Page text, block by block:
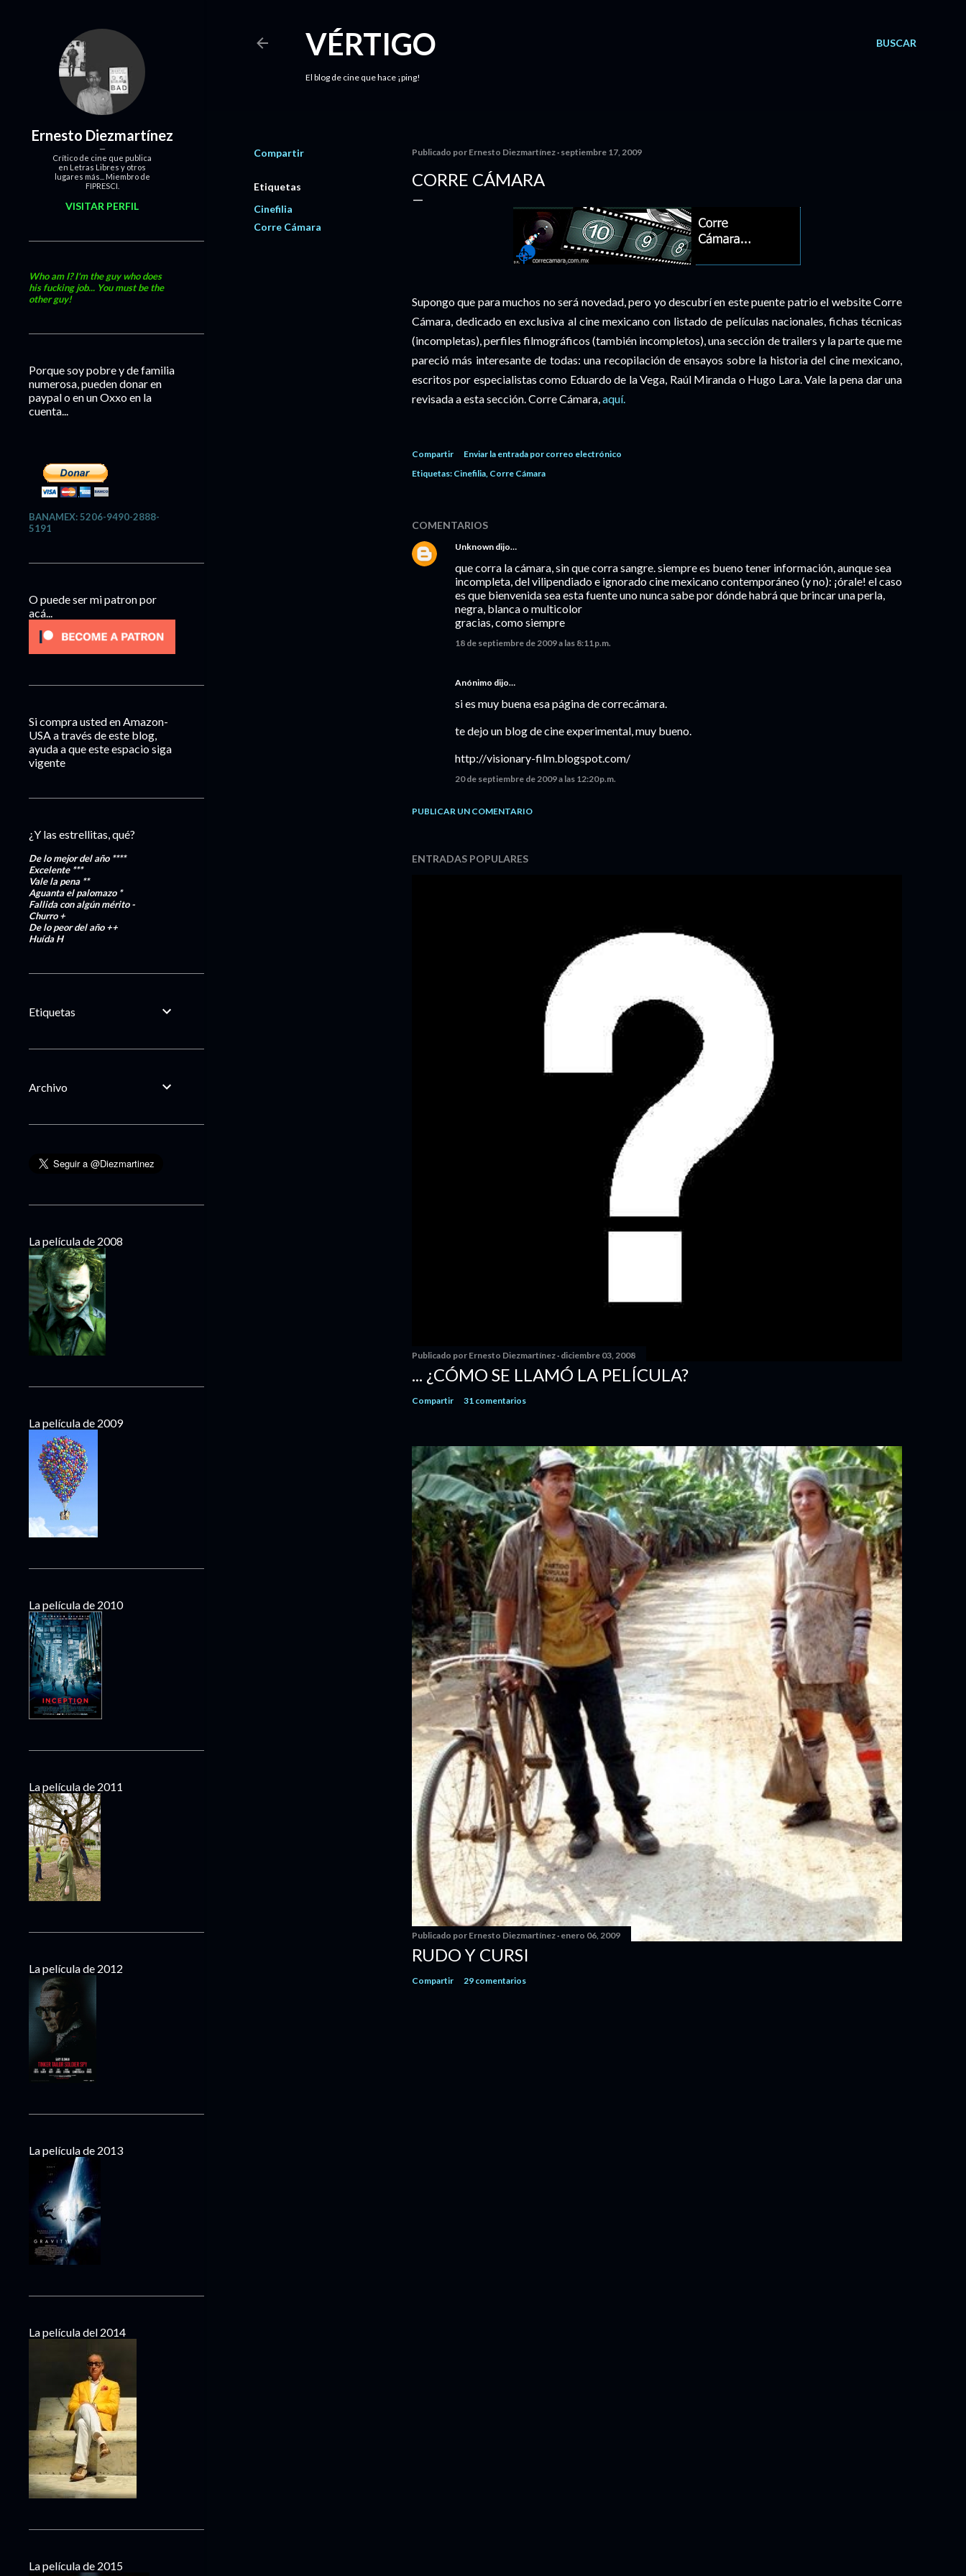
BUSCAR
VÉRTIGO
El blog de cine que hace ¡ping!
Compartir
Etiquetas
Cinefilia
Corre Cámara
Publicado por Ernesto Diezmartínez septiembre 17, 2009
CORRE CÁMARA
Supongo que para muchos no será novedad, pero yo descubrí en este puente patrio el website Corre
Cámara, dedicado en exclusiva al cine mexicano con listado de películas nacionales, fichas técnicas
(incompletas), perfiles filmográficos (también incompletos), una sección de trailers y la parte que me
pareció más interesante de todas: una recopilación de ensayos sobre la historia del cine mexicano,
escritos por especialistas como Eduardo de la Vega, Raúl Miranda o Hugo Lara. Vale la pena dar una
revisada a esta sección. Corre Cámara,aquí.
Compartir
Enviar la entrada por correo electrónico
Etiquetas: Cinefilia Corre Cámara
COMENTARIOS
Unknown dijo…
que corra la cámara, sin que corra sangre. siempre es bueno tener información, aunque sea
incompleta, del vilipendiado e ignorado cine mexicano contemporáneo (y no): ¡órale! el caso
es que bienvenida sea esta fuente uno nunca sabe por dónde habrá que brincar una perla,
negra, blanca o multicolor
gracias, como siempre
18 de septiembre de 2009 a las 8:11 p.m.
Anónimo dijo…
si es muy buena esa página de correcámara.
te dejo un blog de cine experimental, muy bueno.
http://visionary-film.blogspot.com/
20 de septiembre de 2009 a las 12:20 p.m.
PUBLICAR UN COMENTARIO
ENTRADAS POPULARES
Publicado por Ernesto Diezmartínez diciembre 03, 2008
... ¿CÓMO SE LLAMÓ LA PELÍCULA?
Compartir 31 comentarios
Publicado por Ernesto Diezmartínez enero 06, 2009
RUDO Y CURSI
Compartir 29 comentarios
Ernesto Diezmartínez
Crítico de cine que publica
en Letras Libres y otros
lugares más... Miembro de
FIPRESCI.
VISITAR PERFIL
Who am I? I'm the guy who does
his fucking job... You must be the
other guy!
Porque soy pobre y de familia
numerosa, pueden donar en
paypal o en un Oxxo en la
cuenta...
BANAMEX: 5206-9490-2888-
5191
O puede ser mi patron por
acá...
Si compra usted en Amazon-
USA a través de este blog,
ayuda a que este espacio siga
vigente
¿Y las estrellitas, qué?
De lo mejor del año ****
Excelente***
Vale la pena **
Aguanta el palomazo *
Fallida con algún mérito-
Churro+
De lo peor del año++
HuídaH
Etiquetas
Archivo
La película de 2008
La película de 2009
La película de 2010
La película de 2011
La película de 2012
La película de 2013
La película del 2014
La película de 2015